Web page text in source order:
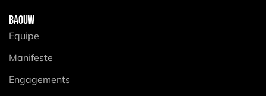
BAOUW
Equipe
Manifeste
Engagements